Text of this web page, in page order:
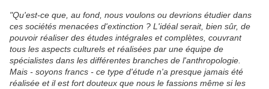
"Qu'est-ce que, au fond, nous voulons ou devrions étudier dans
ces sociétés menacées d'extinction ? L'idéal serait, bien sûr, de
pouvoir réaliser des études intégrales et complètes, couvrant
tous les aspects culturels et réalisées par une équipe de
spécialistes dans les différentes branches de l'anthropologie.
Mais - soyons francs - ce type d'étude n'a presque jamais été
réalisée et il est fort douteux que nous le fassions même si les